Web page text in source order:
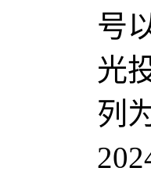
号
光
列